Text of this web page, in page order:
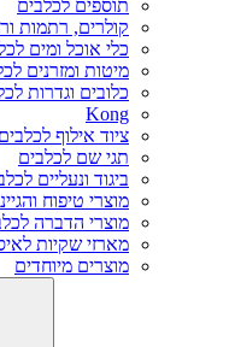
תוספים לכלבים
קולרים, רתמות
כלי אוכל ומים
מיטות ומזרנים
כלובים וגדרות
Kong
ציוד אילוף לכלבים
תגי שם לכלבים
ביגוד ונעליים
מוצרי טיפוח
מוצרי הדברה
מארזי שקיות
מוצרים מיוחדים